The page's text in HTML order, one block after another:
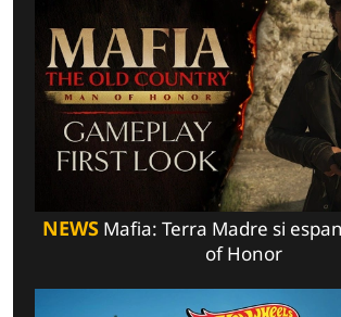
NEWS Mafia: Terra Madre si
of Honor